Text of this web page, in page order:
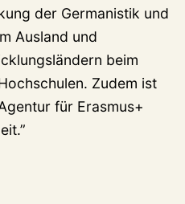
der Germanistik und
Ausland und
beim
Zudem ist
für Erasmus+